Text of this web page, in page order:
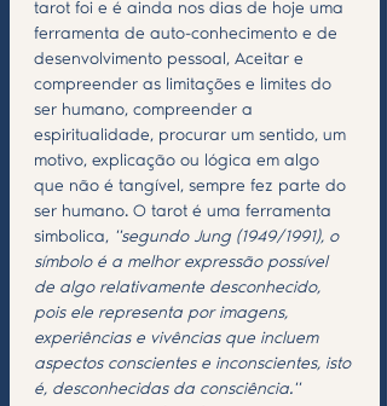
tarot foi e é ainda nos dias de hoje uma
ferramenta de auto-conhecimento e de
desenvolvimento pessoal, Aceitar e
compreender as limitações e limites do
ser humano, compreender a
espiritualidade, procurar um sentido, um
motivo, explicação ou lógica em algo
que não é tangível, sempre fez parte do
ser humano. O tarot é uma ferramenta
simbolica, ''segundo Jung (1949/1991), o
símbolo é a melhor expressão possível
de algo relativamente desconhecido,
pois ele representa por imagens,
experiências e vivências que incluem
aspectos conscientes e inconscientes, isto
é, desconhecidas da consciência.''